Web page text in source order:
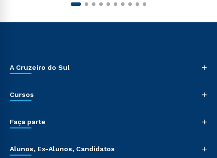
A Cruzeiro do Sul +
Cursos +
Faça parte +
Alunos, Ex-Alunos, Candidatos +